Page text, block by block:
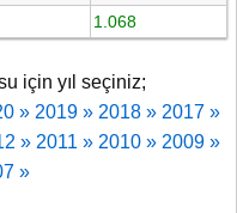
1.068
için yıl seçiniz;
» 2019 » 2018 » 2017 »
» 2011 » 2010 » 2009 »
»